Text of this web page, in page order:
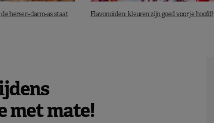
hersen-darm-as staat
Flavonoïden: kleuren zijn goed voor je hoofd!
met mate!